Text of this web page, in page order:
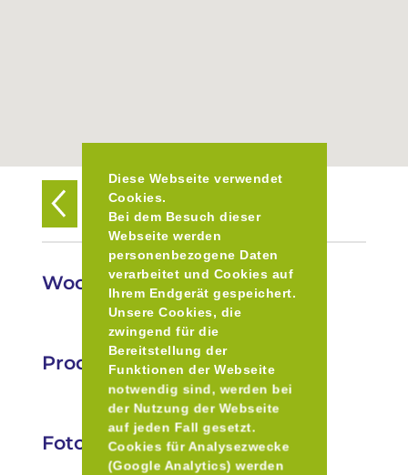
Diese Webseite verwendet
Cookies.
Bei dem Besuch dieser
Webseite werden
personenbezogene Daten
verarbeitet und Cookies auf
Ihrem Endgerät gespeichert.
Unsere Cookies, die
zwingend für die
Bereitstellung der
Funktionen der Webseite
notwendig sind, werden bei
der Nutzung der Webseite
auf jeden Fall gesetzt.
Cookies für Analysezwecke
(Google Analytics) werden
Zurück zur Übersicht
Wochenmarkt in Vilsbiburg
Produkte
Fotos